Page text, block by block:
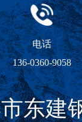
电话
136-0360-9058
东建